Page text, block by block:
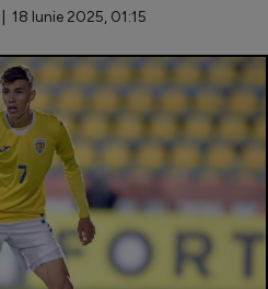
Iunie 2025, 01:15